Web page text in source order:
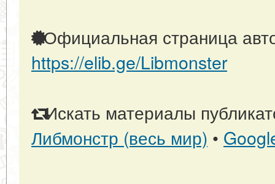
Официальная страница
https://elib.ge/Libmonster
Искать материалы
Либмонстр (весь мир) •